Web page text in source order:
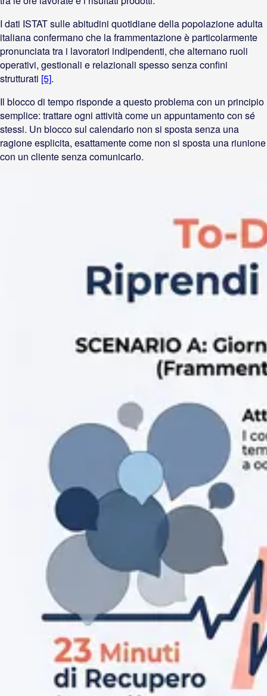
I dati ISTAT sulle abitudini quotidiane della popolazione adulta
italiana confermano che la frammentazione è particolarmente
pronunciata tra i lavoratori indipendenti, che alternano ruoli
operativi, gestionali e relazionali spesso senza confini
strutturati [5].
Il blocco di tempo risponde a questo problema con un principio
semplice: trattare ogni attività come un appuntamento con sé
stessi. Un blocco sul calendario non si sposta senza una
ragione esplicita, esattamente come non si sposta una riunione
con un cliente senza comunicarlo.